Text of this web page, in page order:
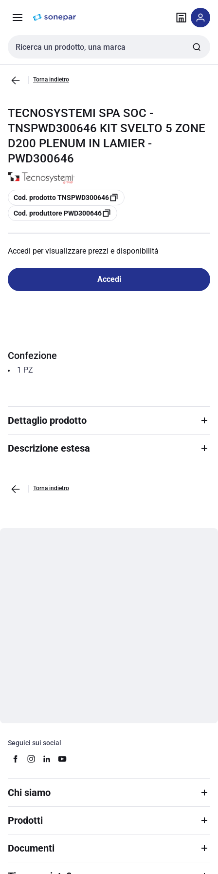
navigazione alla
Cerca input
Torna indietro
TECNOSYSTEMI SPA SOC -
TNSPWD300646 KIT SVELTO 5 ZONE
D200 PLENUM IN LAMIER -
PWD300646
copia
Cod. prodotto TNSPWD300646
copia
Cod. produttore PWD300646
Accedi per visualizzare prezzi e disponibilità
Accedi
Confezione
1 PZ
Dettaglio prodotto
Descrizione estesa
Torna indietro
Seguici sui social
Chi siamo
Prodotti
Documenti